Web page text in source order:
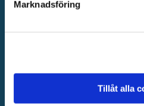
Marknadsföring
Tillåt alla
Workbench